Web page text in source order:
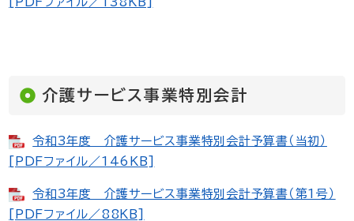
介護サービス事業特別会計
令和3年度 介護サービス事業特別会計予算書（当初）
[PDFファイル／146KB]
令和3年度 介護サービス事業特別会計予算書（第1号）
[PDFファイル／88KB]